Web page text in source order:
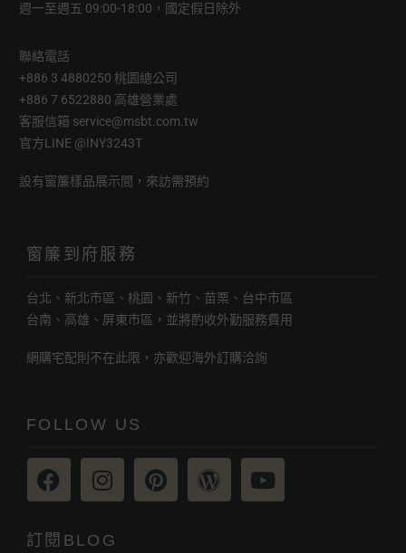
週一至週五 09:00-18:00，國定假日除外
聯絡電話
+886 3 4880250 桃園總公司
+886 7 6522880 高雄營業處
客服信箱 service@msbt.com.tw
官方LINE @INY3243T
設有窗簾樣品展示間，來訪需預約
窗簾到府服務
台北、新北市區、桃園、新竹、苗栗、台中市區
台南、高雄、屏東市區，並將酌收外勤服務費用
網購宅配則不在此限，亦歡迎海外訂購洽詢
FOLLOW US
訂閱BLOG